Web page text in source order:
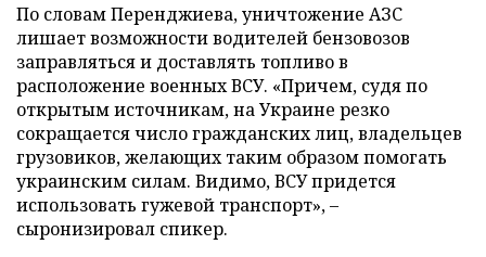
По словам Перенджиева, уничтожение АЗС
лишает возможности водителей бензовозов
заправляться и доставлять топливо в
расположение военных ВСУ. «Причем, судя по
открытым источникам, на Украине резко
сокращается число гражданских лиц, владельцев
грузовиков, желающих таким образом помогать
украинским силам. Видимо, ВСУ придется
использовать гужевой транспорт», –
сыронизировал спикер.